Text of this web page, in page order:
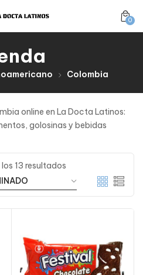
0
Colombia
online en La Docta Latinos:
golosinas y bebidas
13 resultados